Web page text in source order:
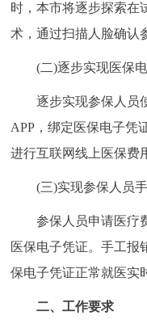
ESPAÑOL
时，本市将逐步探索在
术，通过扫描人脸确认
(二)逐步实现医保电
逐步实现参保人员使
APP，绑定医保电子凭
进行互联网线上医保费
(三)实现参保人员手
参保人员申请医疗费
医保电子凭证。手工报
保电子凭证正常就医实
二、工作要求